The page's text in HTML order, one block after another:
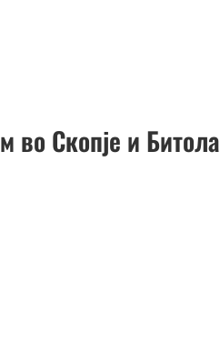
во Скопје и Битола